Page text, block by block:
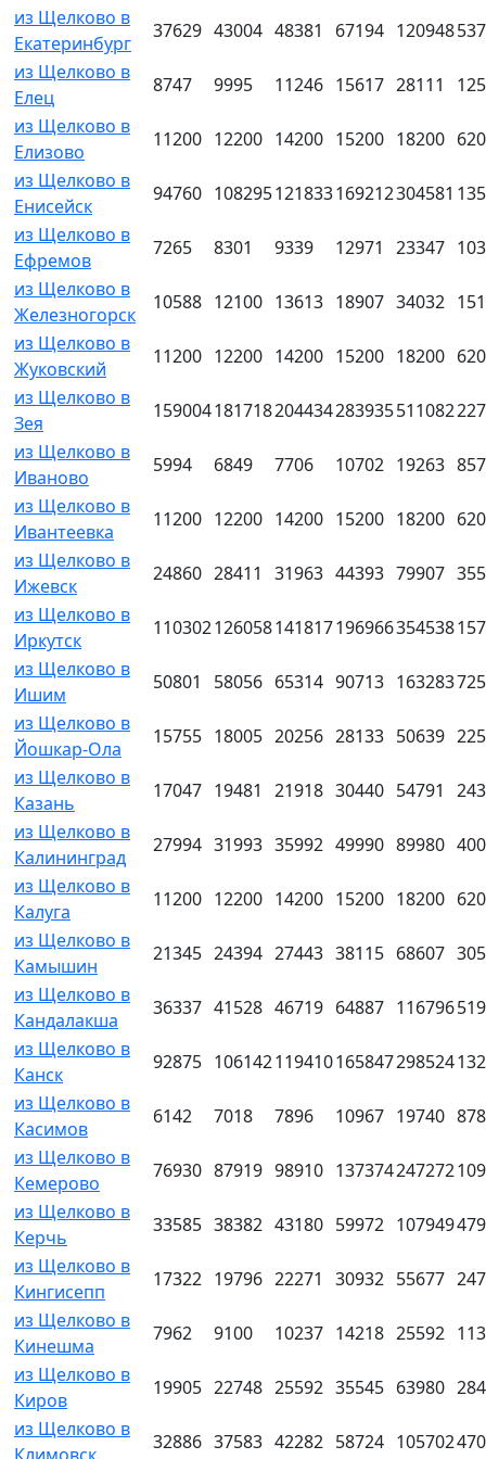
из Щелково в
Екатеринбург
37629 43004 48381 67194 120948
из Щелково в
Елец
8747 9995 11246 15617 28111
из Щелково в
Елизово
11200 12200 14200 15200 18200
из Щелково в
Енисейск
94760 108295121833169212304581
из Щелково в
Ефремов
7265 8301 9339 12971 23347
из Щелково в
Железногорск
10588 12100 13613 18907 34032
из Щелково в
Жуковский
11200 12200 14200 15200 18200
из Щелково в
Зея
159004181718204434283935511082
из Щелково в
Иваново
5994 6849 7706 10702 19263 857
из Щелково в
Ивантеевка
11200 12200 14200 15200 18200
из Щелково в
Ижевск
24860 28411 31963 44393 79907
из Щелково в
Иркутск
110302126058141817196966354538
из Щелково в
Ишим
50801 58056 65314 90713 163283
из Щелково в
Йошкар-Ола
15755 18005 20256 28133 50639
из Щелково в
Казань
17047 19481 21918 30440 54791
из Щелково в
Калининград
27994 31993 35992 49990 89980
из Щелково в
Калуга
11200 12200 14200 15200 18200
из Щелково в
Камышин
21345 24394 27443 38115 68607
из Щелково в
Кандалакша
36337 41528 46719 64887 116796
из Щелково в
Канск
92875 106142119410165847298524
из Щелково в
Касимов
6142 7018 7896 10967 19740 878
из Щелково в
Кемерово
76930 87919 98910 137374247272
из Щелково в
Керчь
33585 38382 43180 59972 107949
из Щелково в
Кингисепп
17322 19796 22271 30932 55677
из Щелково в
Кинешма
7962 9100 10237 14218 25592
из Щелково в
Киров
19905 22748 25592 35545 63980
из Щелково в
Климовск
32886 37583 42282 58724 105702